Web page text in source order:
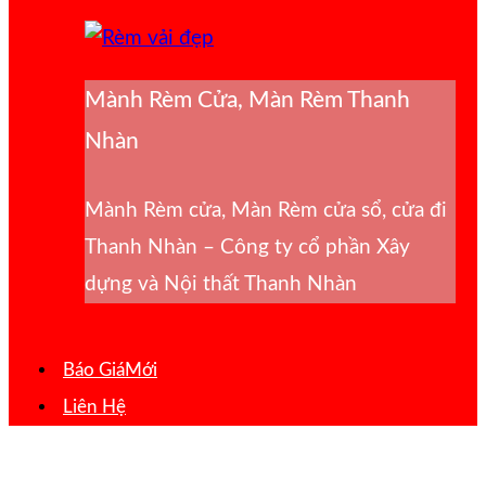
Mành Rèm Cửa, Màn Rèm Thanh
Nhàn
Mành Rèm cửa, Màn Rèm cửa sổ, cửa đi
Thanh Nhàn – Công ty cổ phần Xây
dựng và Nội thất Thanh Nhàn
Báo Giá
Liên Hệ